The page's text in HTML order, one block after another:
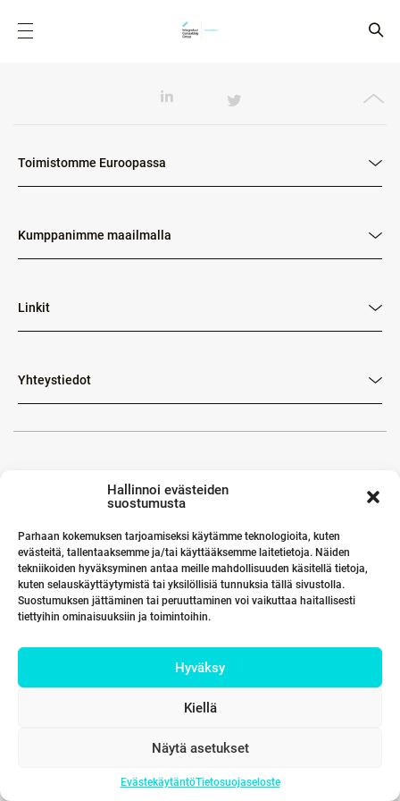
Hallinnoi evästeiden
suostumusta
Parhaan kokemuksen tarjoamiseksi käytämme teknologioita, kuten
evästeitä, tallentaaksemme ja/tai käyttääksemme laitetietoja. Näiden
tekniikoiden hyväksyminen antaa meille mahdollisuuden käsitellä tietoja,
kuten selauskäyttäytymistä tai yksilöllisiä tunnuksia tällä sivustolla.
Suostumuksen jättäminen tai peruuttaminen voi vaikuttaa haitallisesti
tiettyihin ominaisuuksiin ja toimintoihin.
Hyväksy
Kiellä
Näytä asetukset
EvästekäytäntöTietosuojaseloste
Toimistomme Euroopassa
Kumppanimme maailmalla
Linkit
Yhteystiedot